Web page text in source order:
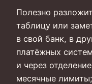
Полезно
таблицу или
в свой банк, в
платёжных
и через
месячные